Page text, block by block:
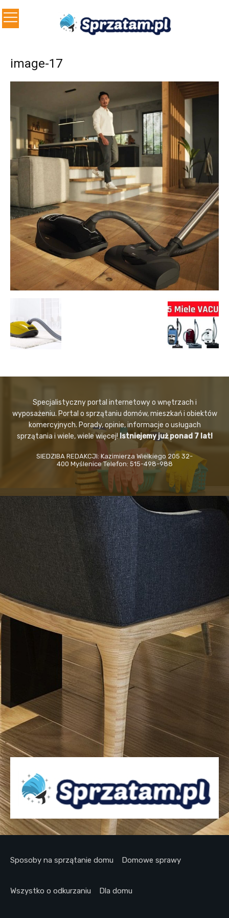
image-17
Specjalistyczny portal internetowy o wnętrzach i
wyposażeniu. Portal o sprzątaniu domów, mieszkań i obiektów
komercyjnych. Porady, opinie, informacje o usługach
sprzątania i wiele, wiele więcej!Istniejemy już ponad 7 lat!
SIEDZIBA REDAKCJI: Kazimierza Wielkiego 205 32-
400 Myślenice Telefon: 515-498-988
Sposoby na sprzątanie domu Domowe sprawy
Wszystko o odkurzaniu Dla domu